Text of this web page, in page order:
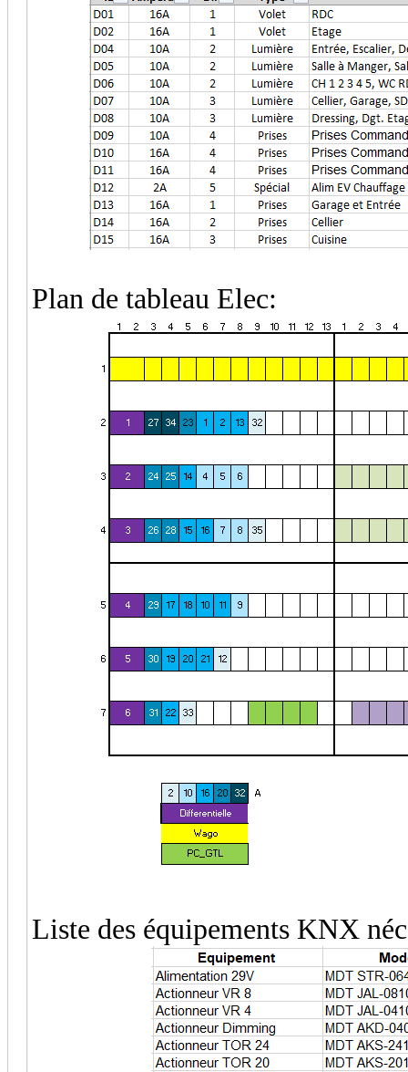
Plan de tableau Elec:
Liste des équipements KNX